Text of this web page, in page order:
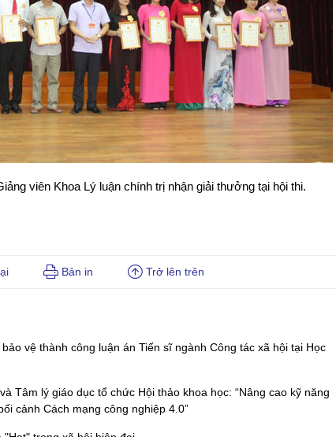
viên Khoa Lý luận chính trị nhận giải thưởng tại hội thi.
Bản in Trở lên trên
vệ thành công luận án Tiến sĩ ngành Công tác xã hội tại Học
Tâm lý giáo dục tổ chức Hội thảo khoa học: “Nâng cao kỹ năng
cảnh Cách mạng công nghiệp 4.0”